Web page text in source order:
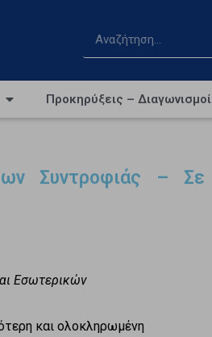
Προκηρύξεις – Διαγωνισμοί
Συντροφιάς – Σε
Εσωτερικών
και ολοκληρωμένη